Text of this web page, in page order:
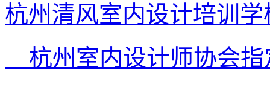
杭州清风室内设计培训学
杭州室内设计师协会